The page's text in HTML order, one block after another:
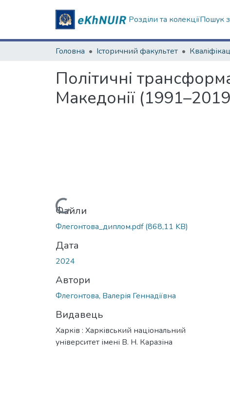
Розділи та колекціїПошук
Головна Історичний факультет
Політичні
Македонії
Вантажиться...Файли
Флегонтова_диплом.pdf(868,11 KB)
Дата
2024
Автори
Флегонтова, Валерія Геннадіївна
Видавець
Харків : Харківський національний
університет імені В. Н. Каразіна